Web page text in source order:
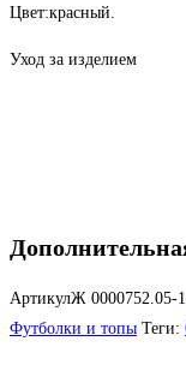
Цвет:красный.
Уход за изделием
АртикулЖ 0000752.05-
Футболки и топы Теги: